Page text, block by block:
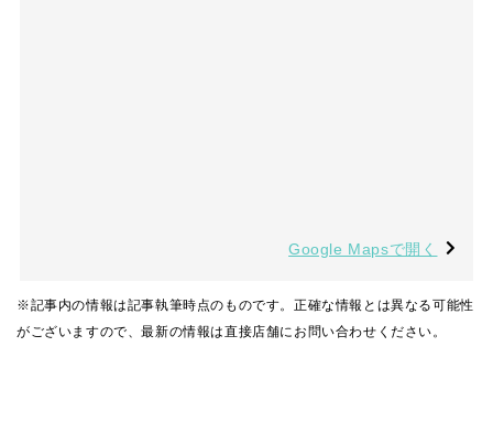
Google Mapsで開く
※記事内の情報は記事執筆時点のものです。正確な情報とは異なる可能性
がございますので、最新の情報は直接店舗にお問い合わせください。